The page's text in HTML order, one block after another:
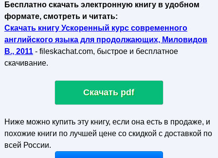
Бесплатно скачать электронную книгу в удобном
формате, смотреть и читать:
Скачать книгу Ускоренный курс современного
английского языка для продолжающих, Миловидов
В., 2011- fileskachat.com, быстрое и бесплатное
скачивание.
Скачать pdf
Ниже можно купить эту книгу, если она есть в продаже, и
похожие книги по лучшей цене со скидкой с доставкой по
всей России.